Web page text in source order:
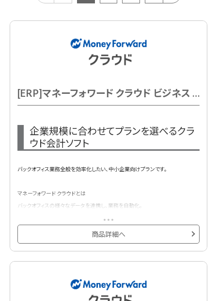
[ERP]マネーフォワード クラウド ビジネス 基本料金 年額
企業規模に合わせてプランを選べるクラ
ウド会計ソフト
バックオフィス業務全般を効率化したい、中小企業向けプランです。
マネーフォワード クラウドとは
バックオフィスの様々なデータを連携し、業務を自動化。
経理や人事労務の面倒な作業を効率化するクラウドサービスです。
商品詳細へ